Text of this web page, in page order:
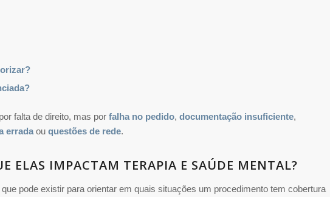
falta de direito, mas por falha no pedido, documentação insuficiente,
errada ou questões de rede.
ELAS IMPACTAM TERAPIA E SAÚDE MENTAL?
pode existir para orientar em quais situações um procedimento tem cobertura